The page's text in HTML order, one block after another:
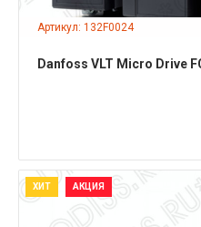
Артикул: 132F0024
Danfoss VLT Micro Drive
ХИТ АКЦИЯ